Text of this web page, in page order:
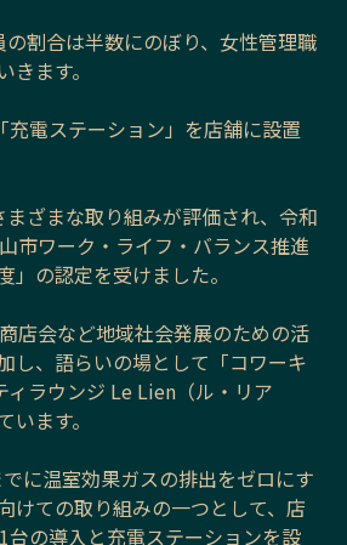
の割合は半数にのぼり、女性管理職
きます。
充電ステーション」を店舗に設置
まざまな取り組みが評価され、令和
市ワーク・ライフ・バランス推進
」の認定を受けました。
店会など地域社会発展のための活
し、語らいの場として「コワーキ
ィラウンジ Le Lien（ル・リア
います。
でに温室効果ガスの排出をゼロにす
けての取り組みの一つとして、店
台の導入と充電ステーションを設